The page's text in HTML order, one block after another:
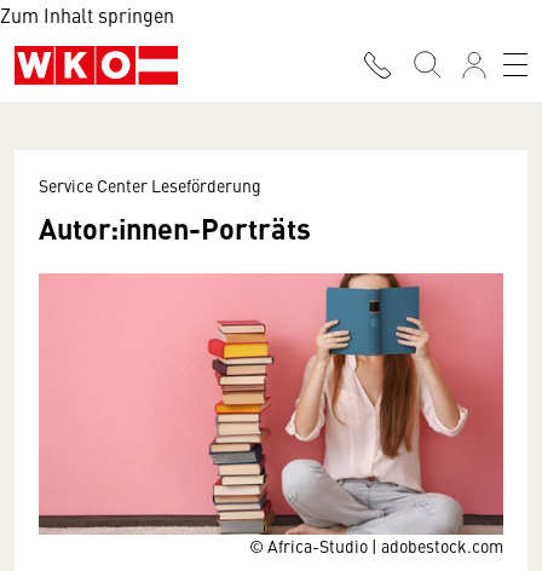
Zum Inhalt springen
© Africa-Studio | adobestock.com
Service Center Leseförderung
Autor:innen-Porträts